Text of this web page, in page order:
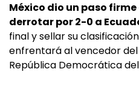
México dio un paso
derrotar por 2-0 a
final y sellar su
enfrentará al vencedor
República Democrática